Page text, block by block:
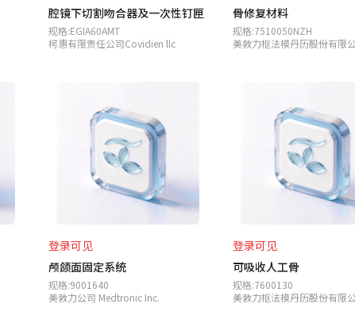
腔镜下切割吻合器及一次性钉匣
规格:EGIA60AMT
柯惠有限责任公司Covidien llc
骨修复材料
规格:7510050NZH
登录可见
颅颌面固定系统
规格:9001640
美敦力公司 Medtronic Inc.
登录可见
可吸收人工骨
规格:7600130